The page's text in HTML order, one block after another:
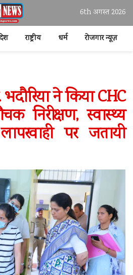
6th अगस्त 2026
राष्ट्रीय धर्म रोजगार न्यूज़
ने किया CHC
निरीक्षण, स्वास्थ्य
पर जतायी